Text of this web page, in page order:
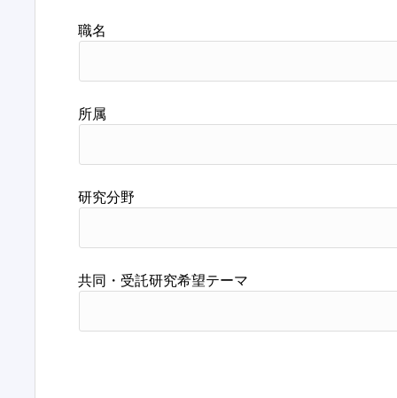
職名
所属
研究分野
共同・受託研究希望テーマ